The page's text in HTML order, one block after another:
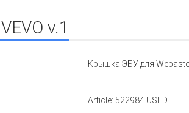
v.1
Крышка ЭБУ для Webasto
Article: 522984 USED